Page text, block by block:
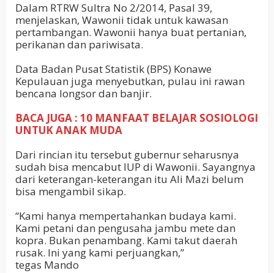
Dalam RTRW Sultra No 2/2014, Pasal 39,
menjelaskan, Wawonii tidak untuk kawasan
pertambangan. Wawonii hanya buat pertanian,
perikanan dan pariwisata.
Data Badan Pusat Statistik (BPS) Konawe
Kepulauan juga menyebutkan, pulau ini rawan
bencana longsor dan banjir.
BACA JUGA : 10 MANFAAT BELAJAR SOSIOLOGI
UNTUK ANAK MUDA
Dari rincian itu tersebut gubernur seharusnya
sudah bisa mencabut IUP di Wawonii. Sayangnya
dari keterangan-keterangan itu Ali Mazi belum
bisa mengambil sikap.
“Kami hanya mempertahankan budaya kami.
Kami petani dan pengusaha jambu mete dan
kopra. Bukan penambang. Kami takut daerah
rusak. Ini yang kami perjuangkan,”
tegas Mando